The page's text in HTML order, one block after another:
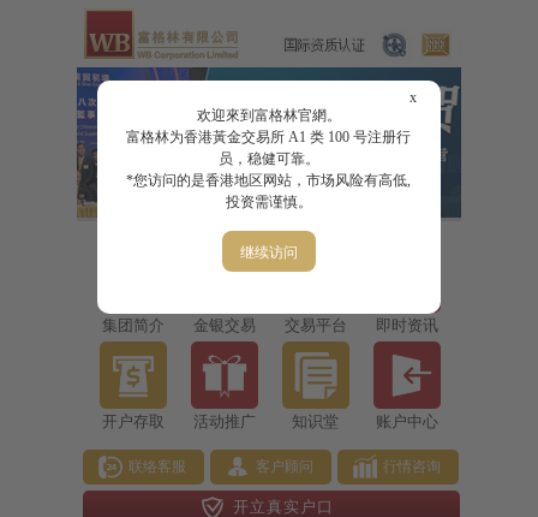
x
欢迎來到富格林官網。
富格林为香港黃金交易所 A1 类 100 号注册行
员，稳健可靠。
*您访问的是香港地区网站，市场风险有高低,
投资需谨慎。
继续访问
集团简介 金银交易 交易平台 即时资讯
开户存取 活动推广 知识堂 账户中心
联络客服 客户顾问 行情咨询
开立真实户口